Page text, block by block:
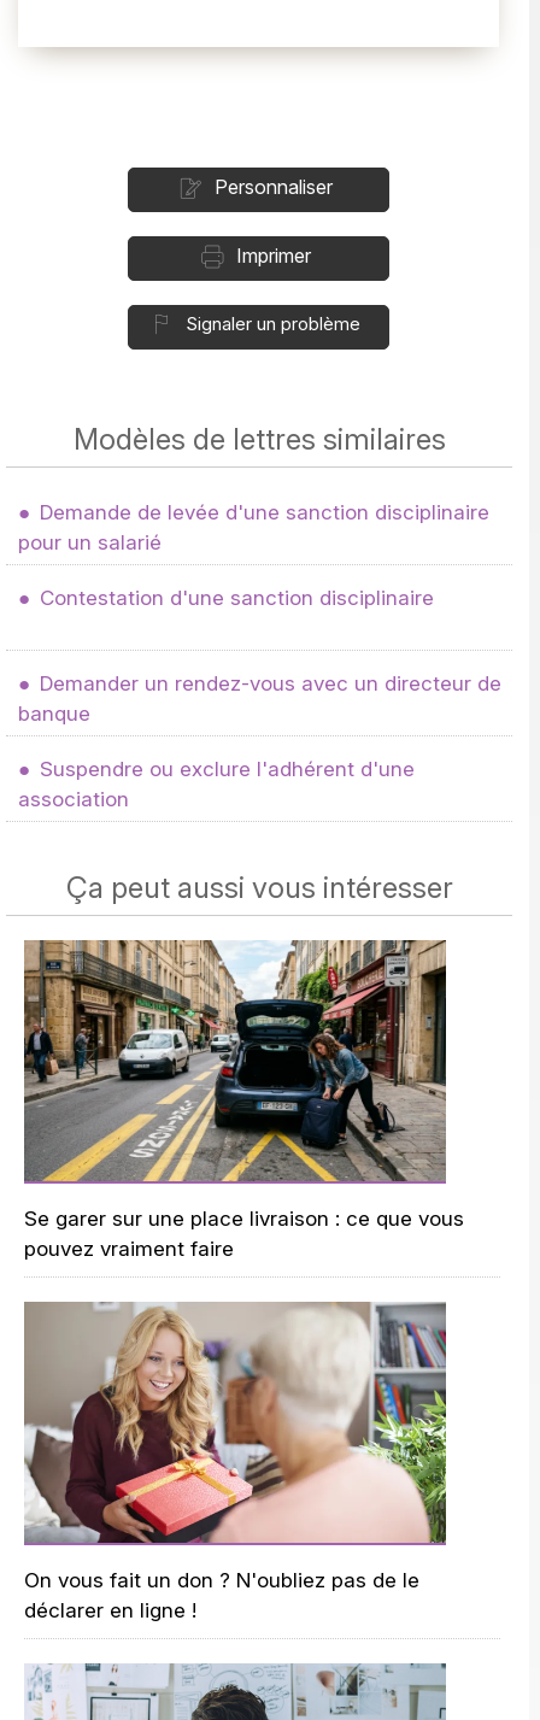
Personnaliser
Imprimer
Signaler un problème
Modèles de lettres similaires
Demande de levée d'une sanction disciplinaire
pour un salarié
Contestation d'une sanction disciplinaire
Demander un rendez-vous avec un directeur de
banque
Suspendre ou exclure l'adhérent d'une
association
Ça peut aussi vous intéresser
Se garer sur une place livraison : ce que vous
pouvez vraiment faire
On vous fait un don ? N'oubliez pas de le
déclarer en ligne !